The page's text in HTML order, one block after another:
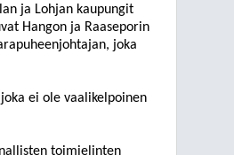
ja Lohjan kaupungit
Hangon ja Raaseporin
joka
ei ole vaalikelpoinen
toimielinten